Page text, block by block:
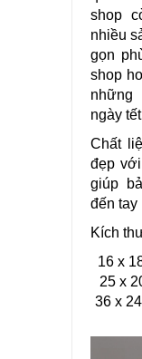
shop
nhiều
gọn
shop
những
ngày
Chất
đẹp
giúp
đến tay
Kích
16 x
25 x
36 x